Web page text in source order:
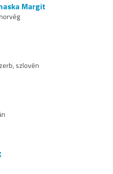
Margit
szlovén